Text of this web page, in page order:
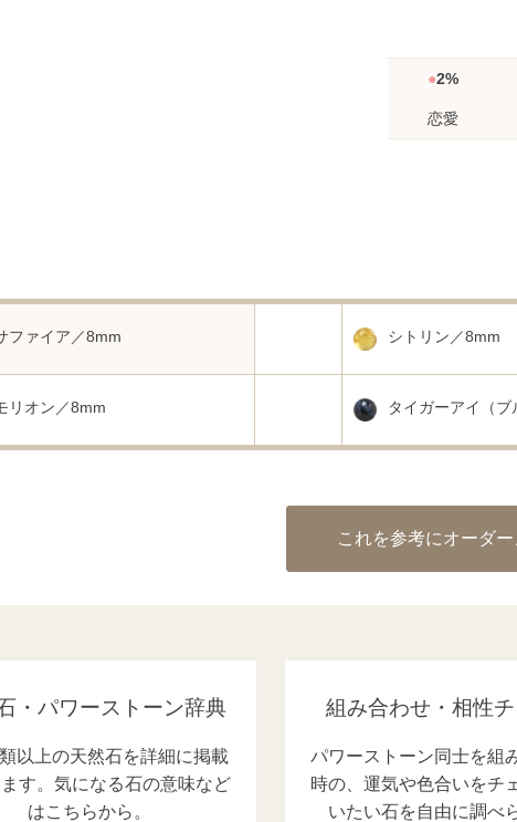
2%
恋愛
ファイア／8mm シトリン／8mm
リオン／8mm タイガーアイ（
これを参考にオーダー
・パワーストーン辞典
以上の天然石を詳細に掲載
す。気になる石の意味など
はこちらから。
組み合わせ・相性
パワーストーン同士を組
時の、運気や色合いをチ
いたい石を自由に調べ